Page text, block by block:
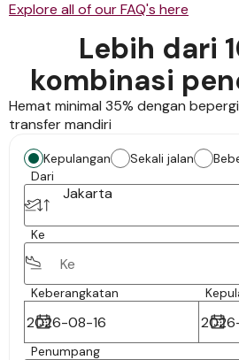
Explore all of our FAQ's here
Lebih dari
kombinasi
Hemat minimal 35% dengan
transfer mandiri
Kepulangan Sekali jalan
Dari
Jakarta
Ke
Keberangkatan
Penumpang